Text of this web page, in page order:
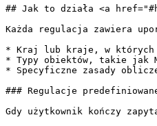
## Jak to działa <a
Każda regulacja zawiera
* Kraj lub kraje, w których
* Typy obiektów, takie jak
* Specyficzne zasady
### Regulacje
Gdy użytkownik kończy